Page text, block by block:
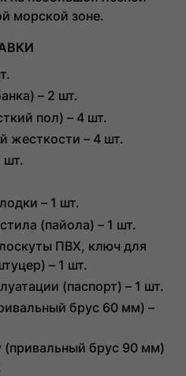
морской зоне.
– 2 шт.
пол) – 4 шт.
жесткости – 4 шт.
шт.
– 1 шт.
(пайола) – 1 шт.
ПВХ, ключ для
– 1 шт.
(паспорт) – 1 шт.
брус 60 мм) –
(привальный брус 90 мм)